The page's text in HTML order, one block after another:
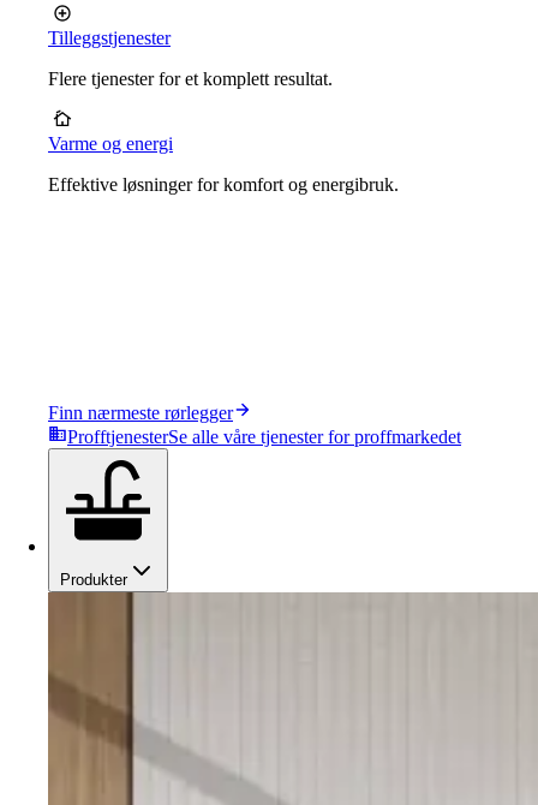
Tilleggstjenester
Flere tjenester for et komplett resultat.
Varme og energi
Effektive løsninger for komfort og energibruk.
Finn nærmeste rørlegger
ProfftjenesterSe alle våre tjenester for proffmarkedet
Produkter